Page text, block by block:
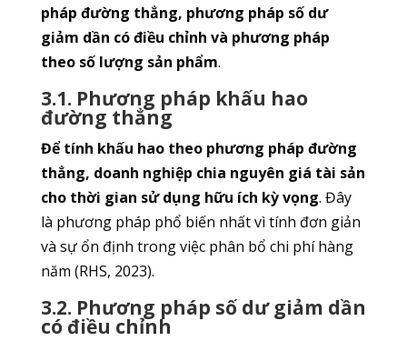
pháp đường thẳng, phương pháp số dư
giảm dần có điều chỉnh và phương pháp
theo số lượng sản phẩm.
3.1. Phương pháp khấu hao
đường thẳng
Để tính khấu hao theo phương pháp đường
thẳng, doanh nghiệp chia nguyên giá tài sản
cho thời gian sử dụng hữu ích kỳ vọng. Đây
là phương pháp phổ biến nhất vì tính đơn giản
và sự ổn định trong việc phân bổ chi phí hàng
năm (RHS, 2023).
3.2. Phương pháp số dư giảm dần
có điều chỉnh